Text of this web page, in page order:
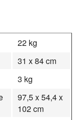
22 kg
31 x 84 cm
3 kg
97,5 x 54,4 x
102 cm